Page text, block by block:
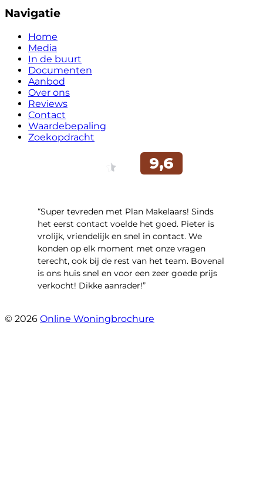
Navigatie
Home
Media
In de buurt
Documenten
Aanbod
Over ons
Reviews
Contact
Waardebepaling
Zoekopdracht
“Super tevreden met Plan Makelaars! Sinds
het eerst contact voelde het goed. Pieter is
vrolijk, vriendelijk en snel in contact. We
konden op elk moment met onze vragen
terecht, ook bij de rest van het team. Bovenal
is ons huis snel en voor een zeer goede prijs
verkocht! Dikke aanrader!”
© 2026 Online Woningbrochure